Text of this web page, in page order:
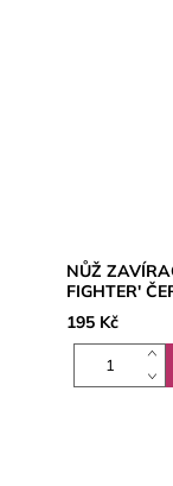
NŮŽ
FIGHTER'
195 Kč